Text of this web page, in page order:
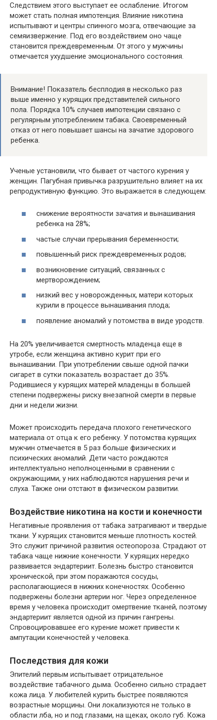
Следствием этого выступает ее ослабление. Итогом
может стать полная импотенция. Влияние никотина
испытывают и центры спинного мозга, отвечающие за
семяизвержение. Под его воздействием оно чаще
становится преждевременным. От этого у мужчины
отмечается ухудшение эмоционального состояния.
Внимание! Показатель бесплодия в несколько раз
выше именно у курящих представителей сильного
пола. Порядка 10% случаев импотенции связано с
регулярным употреблением табака. Своевременный
отказ от него повышает шансы на зачатие здорового
ребенка.
Ученые установили, что бывает от частого курения у
женщин. Пагубная привычка разрушительно влияет на их
репродуктивную функцию. Это выражается в следующем:
снижение вероятности зачатия и вынашивания
ребенка на 28%;
частые случаи прерывания беременности;
повышенный риск преждевременных родов;
возникновение ситуаций, связанных с
мертворождением;
низкий вес у новорожденных, матери которых
курили в процессе вынашивания плода;
появление аномалий у потомства в виде уродств.
На 20% увеличивается смертность младенца еще в
утробе, если женщина активно курит при его
вынашивании. При употреблении свыше одной пачки
сигарет в сутки показатель возрастает до 35%.
Родившиеся у курящих матерей младенцы в большей
степени подвержены риску внезапной смерти в первые
дни и недели жизни.
Может происходить передача плохого генетического
материала от отца к его ребенку. У потомства курящих
мужчин отмечается в 5 раз больше физических и
психических аномалий. Дети часто рождаются
интеллектуально неполноценными в сравнении с
окружающими, у них наблюдаются нарушения речи и
слуха. Также они отстают в физическом развитии.
Воздействие никотина на кости и конечности
Негативные проявления от табака затрагивают и твердые
ткани. У курящих становится меньше плотность костей.
Это служит причиной развития остеопороза. Страдают от
табака чаще нижние конечности. У курящих нередко
развивается эндартериит. Болезнь быстро становится
хронической, при этом поражаются сосуды,
располагающиеся в нижних конечностях. Особенно
подвержены болезни артерии ног. Через определенное
время у человека происходит омертвение тканей, поэтому
эндартериит является одной из причин гангрены.
Спровоцировавшее его курение может привести к
ампутации конечностей у человека.
Последствия для кожи
Эпителий первым испытывает отрицательное
воздействие табачного дыма. Особенно сильно страдает
кожа лица. У любителей курить быстрее появляются
возрастные морщины. Они локализуются не только в
области лба, но и под глазами, на щеках, около губ. Кожа